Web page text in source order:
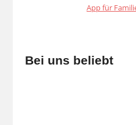
Bei uns beliebt